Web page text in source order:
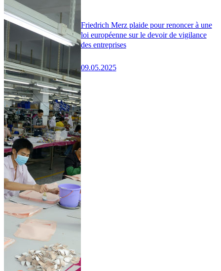
Friedrich Merz plaide pour renoncer à une
loi européenne sur le devoir de vigilance
des entreprises
09.05.2025